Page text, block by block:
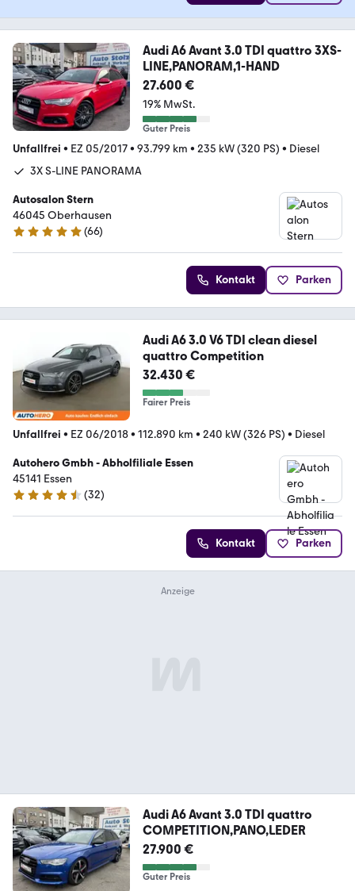
Audi A6 Avant 3.0 TDI quattro 3XS-
LINE,PANORAM,1-HAND
27.600 €
19% MwSt.
Guter Preis
Unfallfrei • EZ 05/2017• 93.799 km • 235 kW (320 PS) • Diesel
3X S-LINE PANORAMA
Autosalon Stern
46045 Oberhausen
4.9 Sterne
(66)
Kontakt Parken
Audi A6 3.0 V6 TDI clean diesel
quattro Competition
32.430 €
Fairer Preis
Unfallfrei • EZ 06/2018• 112.890 km • 240 kW (326 PS) • Diesel
Autohero Gmbh - Abholfiliale Essen
45141 Essen
4.7 Sterne
(32)
Kontakt Parken
Audi A6 Avant 3.0 TDI quattro
COMPETITION,PANO,LEDER
27.900 €
Guter Preis